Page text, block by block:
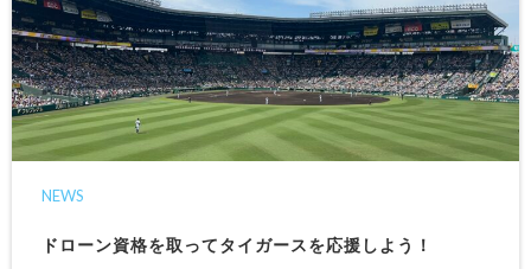
NEWS
ドローン資格を取ってタイガースを応援しよう！